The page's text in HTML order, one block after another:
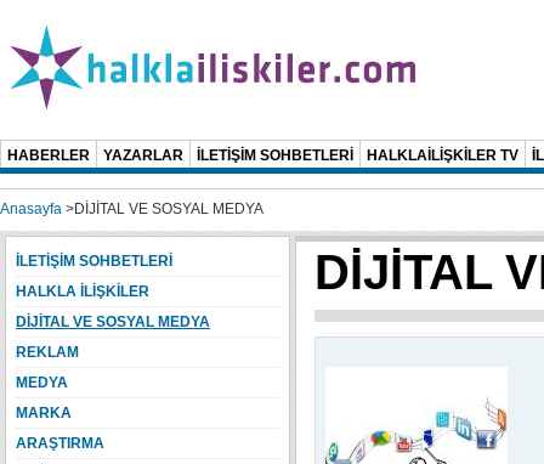
HABERLER YAZARLAR İLETİŞİM SOHBETLERİ HALKLAİLİŞKİLER TV
Anasayfa >DİJİTAL VE SOSYAL MEDYA
DİJİTAL
İLETİŞİM SOHBETLERİ
HALKLA İLİŞKİLER
DİJİTAL VE SOSYAL MEDYA
REKLAM
MEDYA
MARKA
ARAŞTIRMA